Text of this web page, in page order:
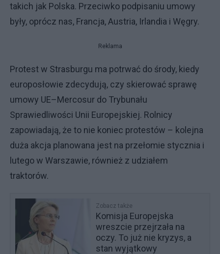
takich jak Polska. Przeciwko podpisaniu umowy
były, oprócz nas, Francja, Austria, Irlandia i Węgry.
Reklama
Protest w Strasburgu ma potrwać do środy, kiedy
europosłowie zdecydują, czy skierować sprawę
umowy UE–Mercosur do Trybunału
Sprawiedliwości Unii Europejskiej. Rolnicy
zapowiadają, że to nie koniec protestów – kolejna
duża akcja planowana jest na przełomie stycznia i
lutego w Warszawie, również z udziałem
traktorów.
Zobacz także
Komisja Europejska
wreszcie przejrzała na
oczy. To już nie kryzys, a
stan wyjątkowy